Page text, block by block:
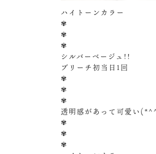
ハイトーンカラー
✾
✾
✾
シルバーベージュ!!
ブリーチ初当日1回
✾
✾
✾
透明感があって可愛い
✾
✾
✾